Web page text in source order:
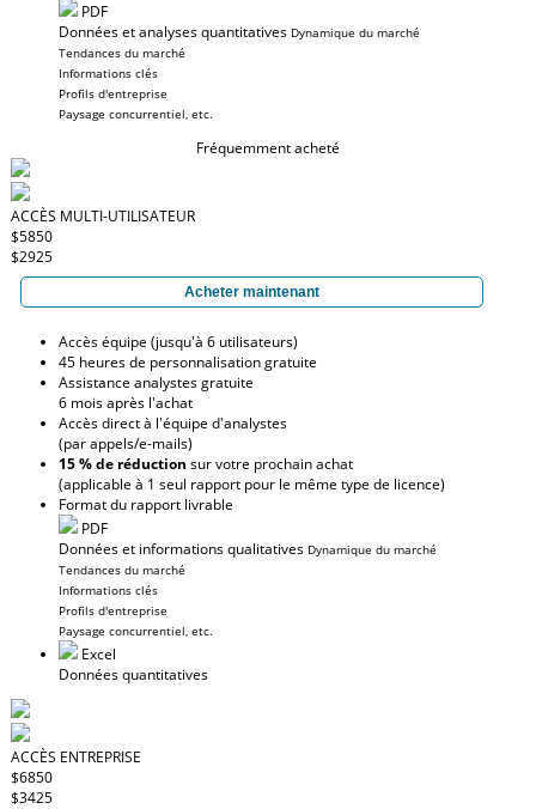
PDF
Données et analyses quantitatives Dynamique du marché
Tendances du marché
Informations clés
Profils d'entreprise
Paysage concurrentiel, etc.
Fréquemment acheté
ACCÈS MULTI-UTILISATEUR
$5850
$2925
Acheter maintenant
Accès équipe (jusqu'à 6 utilisateurs)
45 heures de personnalisation gratuite
Assistance analystes gratuite
6 mois après l'achat
Accès direct à l'équipe d'analystes
(par appels/e-mails)
15 % de réduction sur votre prochain achat
(applicable à 1 seul rapport pour le même type de licence)
Format du rapport livrable
PDF
Données et informations qualitatives Dynamique du marché
Tendances du marché
Informations clés
Profils d'entreprise
Paysage concurrentiel, etc.
Excel
Données quantitatives
ACCÈS ENTREPRISE
$6850
$3425